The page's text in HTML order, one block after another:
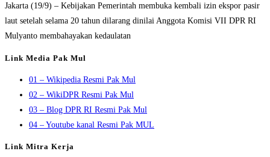
Jakarta (19/9) – Kebijakan Pemerintah membuka kembali izin ekspor pasir
laut setelah selama 20 tahun dilarang dinilai Anggota Komisi VII DPR RI
Mulyanto membahayakan kedaulatan
Link Media Pak Mul
01 – Wikipedia Resmi Pak Mul
02 – WikiDPR Resmi Pak Mul
03 – Blog DPR RI Resmi Pak Mul
04 – Youtube kanal Resmi Pak MUL
Link Mitra Kerja